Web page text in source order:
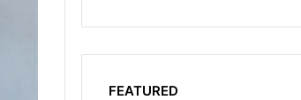
FEATURED